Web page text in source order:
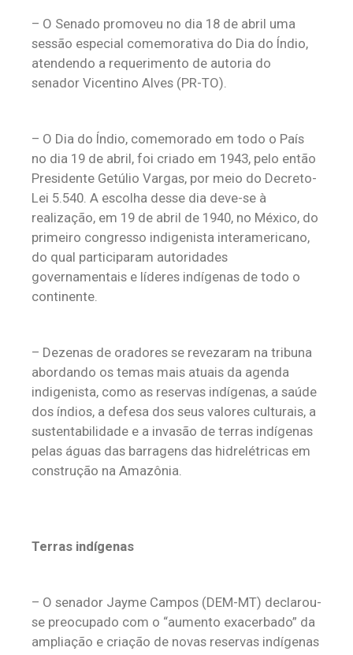
– O Senado promoveu no dia 18 de abril uma
sessão especial comemorativa do Dia do Índio,
atendendo a requerimento de autoria do
senador Vicentino Alves (PR-TO).
– O Dia do Índio, comemorado em todo o País
no dia 19 de abril, foi criado em 1943, pelo então
Presidente Getúlio Vargas, por meio do Decreto-
Lei 5.540. A escolha desse dia deve-se à
realização, em 19 de abril de 1940, no México, do
primeiro congresso indigenista interamericano,
do qual participaram autoridades
governamentais e líderes indígenas de todo o
continente.
– Dezenas de oradores se revezaram na tribuna
abordando os temas mais atuais da agenda
indigenista, como as reservas indígenas, a saúde
dos índios, a defesa dos seus valores culturais, a
sustentabilidade e a invasão de terras indígenas
pelas águas das barragens das hidrelétricas em
construção na Amazônia.
Terras indígenas
– O senador Jayme Campos (DEM-MT) declarou-
se preocupado com o “aumento exacerbado” da
ampliação e criação de novas reservas indígenas